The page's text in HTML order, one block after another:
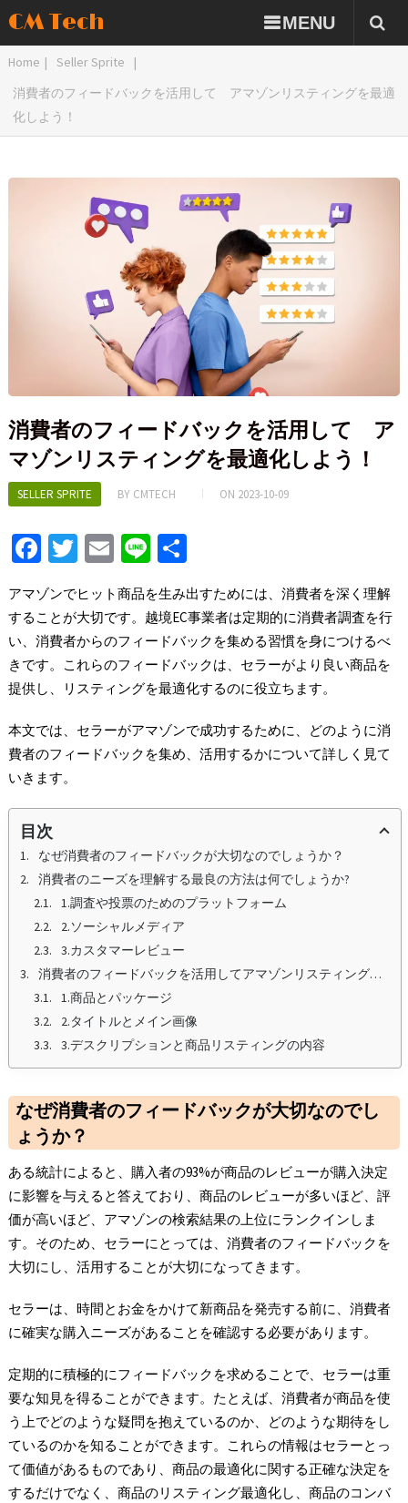
CM Tech MENU
Home | Seller Sprite
|
消費者のフィードバックを活用して アマゾンリスティングを最適
化しよう！
消費者のフィードバックを活用して ア
マゾンリスティングを最適化しよう！
SELLER SPRITE BY CMTECH ON 2023-10-09
Fa
ce
b
o
o
k
T
tt
er
E
m
ai
l
Li
n
e
S
h
ar
e
アマゾンでヒット商品を生み出すためには、消費者を深く理解
することが大切です。越境EC事業者は定期的に消費者調査を行
い、消費者からのフィードバックを集める習慣を身につけるべ
きです。これらのフィードバックは、セラーがより良い商品を
提供し、リスティングを最適化するのに役立ちます。
本文では、セラーがアマゾンで成功するために、どのように消
費者のフィードバックを集め、活用するかについて詳しく見て
いきます。
目次
なぜ消費者のフィードバックが大切なのでしょうか？
消費者のニーズを理解する最良の方法は何でしょうか?
1.調査や投票のためのプラットフォーム
2.ソーシャルメディア
3.カスタマーレビュー
消費者のフィードバックを活用してアマゾンリスティングを最適化するにはどうすればよいのでしょうか？
1.商品とパッケージ
2.タイトルとメイン画像
3.デスクリプションと商品リスティングの内容
なぜ消費者のフィードバックが大切なのでし
ょうか？
ある統計によると、購入者の93%が商品のレビューが購入決定
に影響を与えると答えており、商品のレビューが多いほど、評
価が高いほど、アマゾンの検索結果の上位にランクインしま
す。そのため、セラーにとっては、消費者のフィードバックを
大切にし、活用することが大切になってきます。
セラーは、時間とお金をかけて新商品を発売する前に、消費者
に確実な購入ニーズがあることを確認する必要があります。
定期的に積極的にフィードバックを求めることで、セラーは重
要な知見を得ることができます。たとえば、消費者が商品を使
う上でどのような疑問を抱えているのか、どのような期待をし
ているのかを知ることができます。これらの情報はセラーとっ
て価値があるものであり、商品の最適化に関する正確な決定を
するだけでなく、商品のリスティング最適化し、商品のコンバ